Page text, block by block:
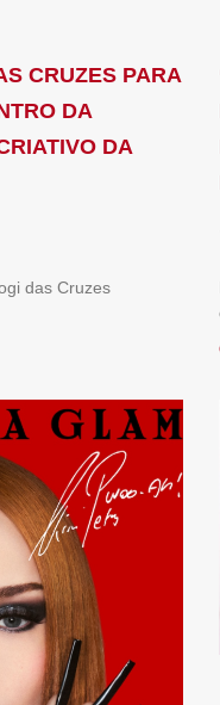
CRUZES PARA
DA
DA
das Cruzes